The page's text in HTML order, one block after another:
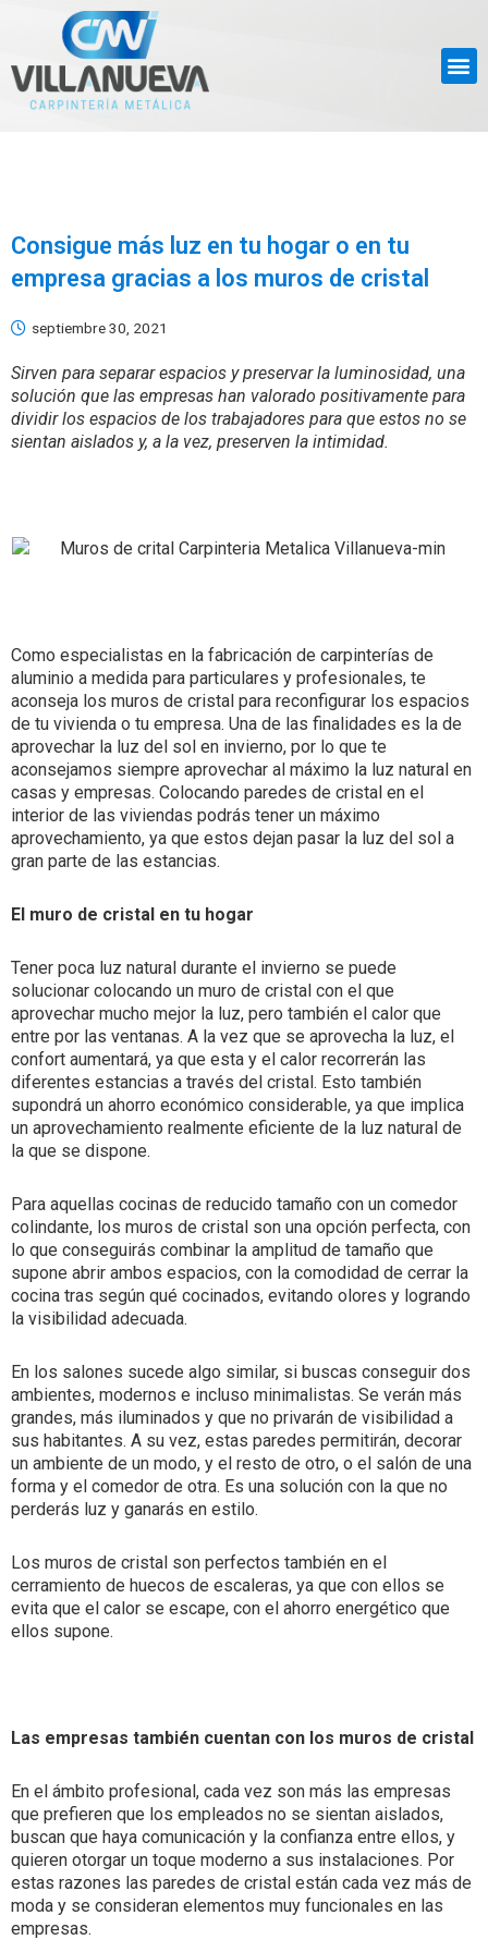
Consigue más luz en tu hogar o en tu
empresa gracias a los muros de cristal
septiembre 30, 2021
Sirven para separar espacios y preservar la luminosidad, una
solución que las empresas han valorado positivamente para
dividir los espacios de los trabajadores para que estos no se
sientan aislados y, a la vez, preserven la intimidad.
Como especialistas en la fabricación de carpinterías de
aluminio a medida para particulares y profesionales, te
aconseja los muros de cristal para reconfigurar los espacios
de tu vivienda o tu empresa. Una de las finalidades es la de
aprovechar la luz del sol en invierno, por lo que te
aconsejamos siempre aprovechar al máximo la luz natural en
casas y empresas. Colocando paredes de cristal en el
interior de las viviendas podrás tener un máximo
aprovechamiento, ya que estos dejan pasar la luz del sol a
gran parte de las estancias.
El muro de cristal en tu hogar
Tener poca luz natural durante el invierno se puede
solucionar colocando un muro de cristal con el que
aprovechar mucho mejor la luz, pero también el calor que
entre por las ventanas. A la vez que se aprovecha la luz, el
confort aumentará, ya que esta y el calor recorrerán las
diferentes estancias a través del cristal. Esto también
supondrá un ahorro económico considerable, ya que implica
un aprovechamiento realmente eficiente de la luz natural de
la que se dispone.
Para aquellas cocinas de reducido tamaño con un comedor
colindante, los muros de cristal son una opción perfecta, con
lo que conseguirás combinar la amplitud de tamaño que
supone abrir ambos espacios, con la comodidad de cerrar la
cocina tras según qué cocinados, evitando olores y logrando
la visibilidad adecuada.
En los salones sucede algo similar, si buscas conseguir dos
ambientes, modernos e incluso minimalistas. Se verán más
grandes, más iluminados y que no privarán de visibilidad a
sus habitantes. A su vez, estas paredes permitirán, decorar
un ambiente de un modo, y el resto de otro, o el salón de una
forma y el comedor de otra. Es una solución con la que no
perderás luz y ganarás en estilo.
Los muros de cristal son perfectos también en el
cerramiento de huecos de escaleras, ya que con ellos se
evita que el calor se escape, con el ahorro energético que
ellos supone.
Las empresas también cuentan con los muros de cristal
En el ámbito profesional, cada vez son más las empresas
que prefieren que los empleados no se sientan aislados,
buscan que haya comunicación y la confianza entre ellos, y
quieren otorgar un toque moderno a sus instalaciones. Por
estas razones las paredes de cristal están cada vez más de
moda y se consideran elementos muy funcionales en las
empresas.